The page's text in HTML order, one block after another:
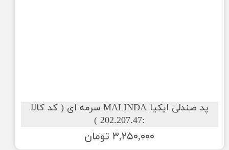
پد صندلی ایکیا MALINDA سرمه ای ( کد کالا
:202.207.47 )
۳,۲۵۰,۰۰۰ تومان